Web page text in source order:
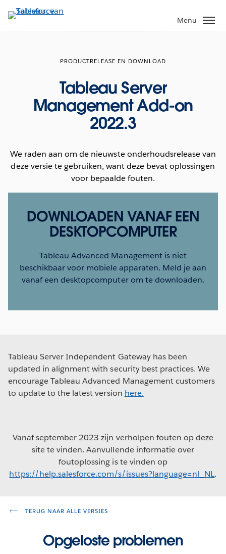
Verder
naar
Menu
PRODUCTRELEASE EN DOWNLOAD
Tableau Server
Management Add-on
2022.3
We raden aan om de nieuwste onderhoudsrelease van
deze versie te gebruiken, want deze bevat oplossingen
voor bepaalde fouten.
DOWNLOADEN VANAF EEN
DESKTOPCOMPUTER
Tableau Advanced Management is niet
beschikbaar voor mobiele apparaten. Meld je aan
vanaf een desktopcomputer om te downloaden.
Tableau Server Independent Gateway has been
updated in alignment with security best practices. We
encourage Tableau Advanced Management customers
to update to the latest version here.
Vanaf september 2023 zijn verholpen fouten op deze
site te vinden. Aanvullende informatie over
foutoplossing is te vinden op
https://help.salesforce.com/s/issues?language=nl_NL.
TERUG NAAR ALLE VERSIES
Opgeloste problemen